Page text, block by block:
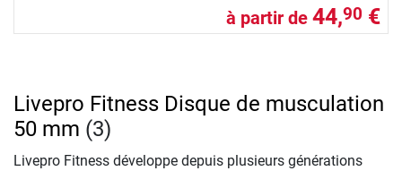
à partir de 44,90 €
Livepro Fitness Disque de musculation
50 mm (3)
Livepro Fitness développe depuis plusieurs générations